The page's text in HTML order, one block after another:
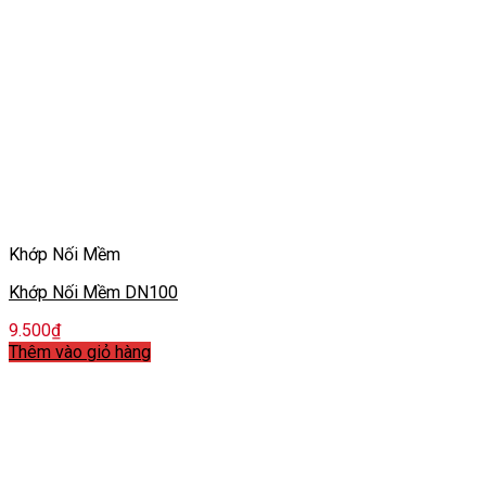
Khớp Nối Mềm
Khớp Nối Mềm DN100
9.500₫
Thêm vào giỏ hàng